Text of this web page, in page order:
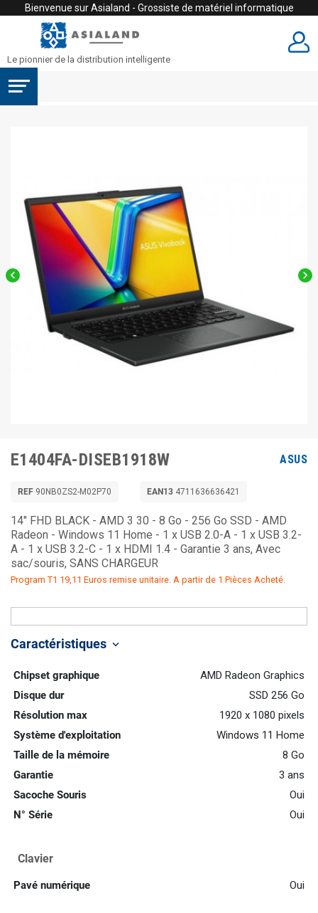
Bienvenue sur Asialand - Grossiste de matériel informatique
Le pionnier de la distribution intelligente
 
E1404FA-DISEB1918W ASUS
REF 90NB0ZS2-M02P70 EAN13 4711636636421
14" FHD BLACK - AMD 3 30 - 8 Go - 256 Go SSD - AMD
Radeon - Windows 11 Home - 1 x USB 2.0-A - 1 x USB 3.2-
A - 1 x USB 3.2-C - 1 x HDMI 1.4 - Garantie 3 ans, Avec
sac/souris, SANS CHARGEUR
Program T1 19,11 Euros remise unitaire. A partir de 1 Pièces Acheté.
Caractéristiques keyboard_arrow_down
Chipset graphique
AMD Radeon Graphics
Disque dur
SSD 256 Go
Résolution max
1920 x 1080 pixels
Système d'exploitation
Windows 11 Home
Taille de la mémoire
8 Go
Garantie
3 ans
Sacoche Souris
Oui
N° Série
Oui
Clavier
Pavé numérique Oui